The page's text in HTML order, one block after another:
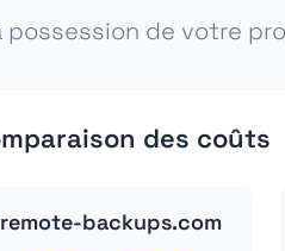
de votre
des coûts
remote-backups.com